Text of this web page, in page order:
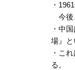
・
今後
・中
場』と
・こ
る。